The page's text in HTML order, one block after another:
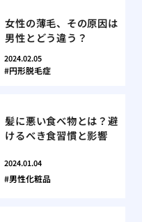
女性の薄毛、その原因は
男性とどう違う？
2024.02.05
円形脱毛症
髪に悪い食べ物とは？避
けるべき食習慣と影響
2024.01.04
男性化粧品